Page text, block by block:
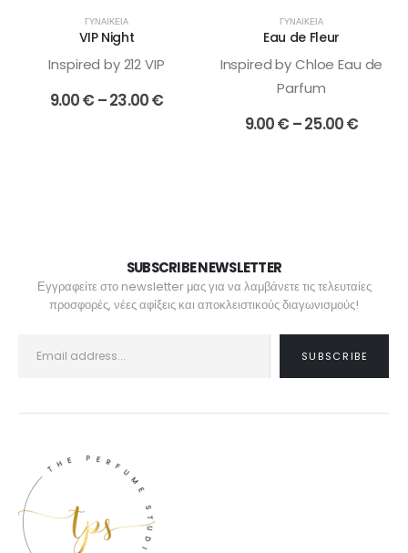
σελίδα
προϊόντος
ΓΥΝΑΙΚΕΊΑ
VIP Night
Inspired by 212 VIP
9.00€ –23.00€Price
επιλεγούν
σελίδα
ΓΥΝΑΙΚΕΊΑ
Eau de Fleur
Inspired by Chloe Eau de
Parfum
9.00€ –25.00€Price
SUBSCRIBE NEWSLETTER
Εγγραφείτε στο newsletter μας για να λαμβάνετε τις τελευταίες
προσφορές, νέες αφίξεις και αποκλειστικούς διαγωνισμούς!